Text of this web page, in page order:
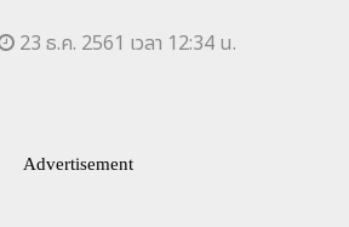
23 ธ.ค. 2561 เวลา 12:34 น.
Advertisement